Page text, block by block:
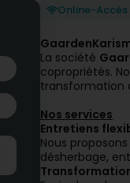
Online-Accès
La société
copropriétés.
transformation
Nos services
Entretiens
Nous
désherbage,